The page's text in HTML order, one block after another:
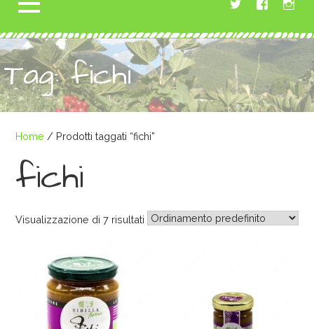
Tag: fichi
Home / Prodotti taggati “fichi”
fichi
Visualizzazione di 7 risultati